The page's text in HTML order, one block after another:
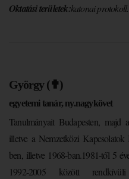
Oktatási területek:katonai protokoll.
György (✟)
egyetemi tanár, ny.nagykövet
Tanulmányait Budapesten, majd
illetve a Nemzetközi
ben, illetve 1968-ban.1981-től 5
1992-2005 között